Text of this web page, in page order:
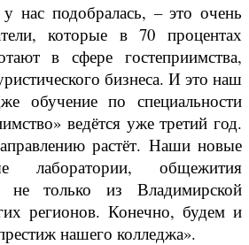
нас подобралась, – это очень
которые в 70 процентах
в сфере гостеприимства,
бизнеса. И это наш
обучение по специальности
ведётся уже третий год.
растёт. Наши новые
лаборатории, общежития
не только из Владимирской
регионов. Конечно, будем и
нашего колледжа».